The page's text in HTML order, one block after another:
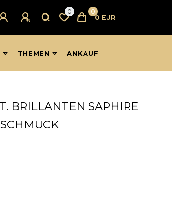
0
0
0 EUR
THEMEN ANKAUF
BRILLANTEN SAPHIRE